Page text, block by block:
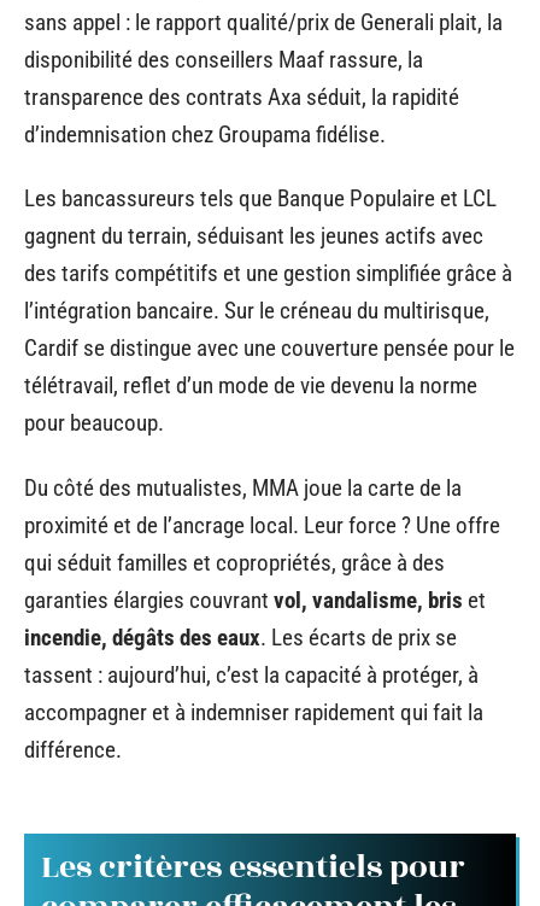
sans appel : le rapport qualité/prix de Generali plait, la
disponibilité des conseillers Maaf rassure, la
transparence des contrats Axa séduit, la rapidité
d’indemnisation chez Groupama fidélise.
Les bancassureurs tels que Banque Populaire et LCL
gagnent du terrain, séduisant les jeunes actifs avec
des tarifs compétitifs et une gestion simplifiée grâce à
l’intégration bancaire. Sur le créneau du multirisque,
Cardif se distingue avec une couverture pensée pour le
télétravail, reflet d’un mode de vie devenu la norme
pour beaucoup.
Du côté des mutualistes, MMA joue la carte de la
proximité et de l’ancrage local. Leur force ? Une offre
qui séduit familles et copropriétés, grâce à des
garanties élargies couvrant vol, vandalisme, bris et
incendie, dégâts des eaux. Les écarts de prix se
tassent : aujourd’hui, c’est la capacité à protéger, à
accompagner et à indemniser rapidement qui fait la
différence.
Les critères essentiels pour